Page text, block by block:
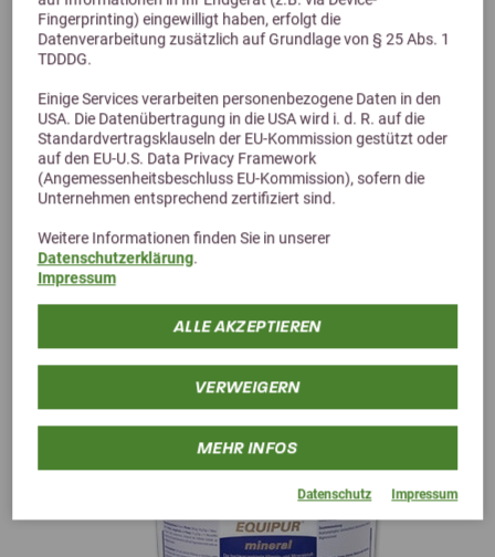
Fingerprinting) eingewilligt haben, erfolgt die
Datenverarbeitung zusätzlich auf Grundlage von § 25 Abs. 1
TDDDG.
Einige Services verarbeiten personenbezogene Daten in den
USA. Die Datenübertragung in die USA wird i. d. R. auf die
Standardvertragsklauseln der EU-Kommission gestützt oder
auf den EU-U.S. Data Privacy Framework
(Angemessenheitsbeschluss EU-Kommission), sofern die
Unternehmen entsprechend zertifiziert sind.
Weitere Informationen finden Sie in unserer
Datenschutzerklärung.
Impressum
ALLE AKZEPTIEREN
VERWEIGERN
MEHR INFOS
Datenschutz Impressum
5,0 (1 Bewertungen)
Vetripharm EQUIPUR-magnovit
Gleicht fütterungsbedingten Magnesium-Vitamin B12 Mangel aus
ab 34,50 €